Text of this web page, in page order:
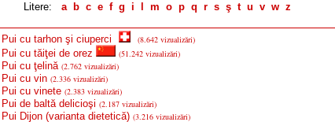
Litere: a b c e f g i m o p q r s ş t u v w z
Pui cu tarhon şi ciuperci (8.642 vizualizări)
Pui cu tăiţei de orez (51.242 vizualizări)
Pui cu ţelină (2.762 vizualizări)
Pui cu vin (2.336 vizualizări)
Pui cu vinete (2.383 vizualizări)
Pui de baltă delicioşi (2.187 vizualizări)
Pui Dijon (varianta dietetică) (3.216 vizualizări)